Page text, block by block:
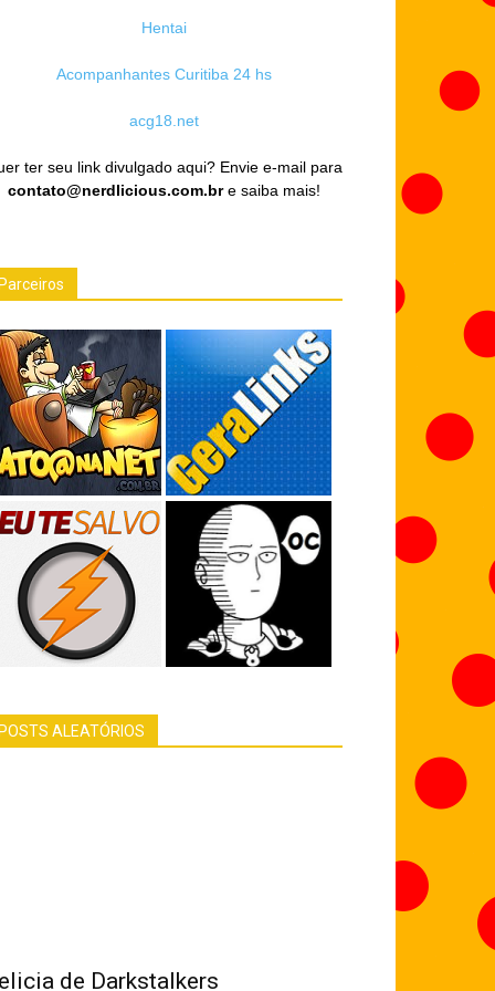
Hentai
Acompanhantes Curitiba 24 hs
acg18.net
ter seu link divulgado aqui? Envie e-mail para
contato@nerdlicious.com.bre saiba mais!
ALEATÓRIOS
de Darkstalkers